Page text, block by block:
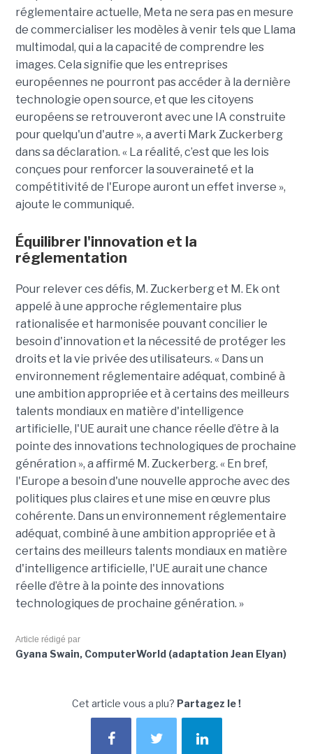
réglementaire actuelle, Meta ne sera pas en mesure
de commercialiser les modèles à venir tels que Llama
multimodal, qui a la capacité de comprendre les
images. Cela signifie que les entreprises
européennes ne pourront pas accéder à la dernière
technologie open source, et que les citoyens
européens se retrouveront avec une IA construite
pour quelqu'un d'autre », a averti Mark Zuckerberg
dans sa déclaration. « La réalité, c’est que les lois
conçues pour renforcer la souveraineté et la
compétitivité de l'Europe auront un effet inverse »,
ajoute le communiqué.
Équilibrer l'innovation et la
réglementation
Pour relever ces défis, M. Zuckerberg et M. Ek ont
appelé à une approche réglementaire plus
rationalisée et harmonisée pouvant concilier le
besoin d'innovation et la nécessité de protéger les
droits et la vie privée des utilisateurs. « Dans un
environnement réglementaire adéquat, combiné à
une ambition appropriée et à certains des meilleurs
talents mondiaux en matière d'intelligence
artificielle, l'UE aurait une chance réelle d’être à la
pointe des innovations technologiques de prochaine
génération », a affirmé M. Zuckerberg. « En bref,
l'Europe a besoin d'une nouvelle approche avec des
politiques plus claires et une mise en œuvre plus
cohérente. Dans un environnement réglementaire
adéquat, combiné à une ambition appropriée et à
certains des meilleurs talents mondiaux en matière
d'intelligence artificielle, l'UE aurait une chance
réelle d’être à la pointe des innovations
technologiques de prochaine génération. »
Article rédigé par
Gyana Swain, ComputerWorld (adaptation Jean Elyan)
Cet article vous a plu? Partagez le !